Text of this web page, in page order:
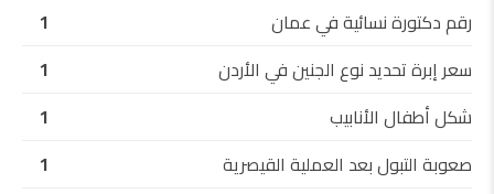
رقم دكتورة نسائية في عمان
1
سعر إبرة تحديد نوع الجنين في الأردن
1
شكل أطفال الأنابيب
1
صعوبة التبول بعد العملية القيصرية
1